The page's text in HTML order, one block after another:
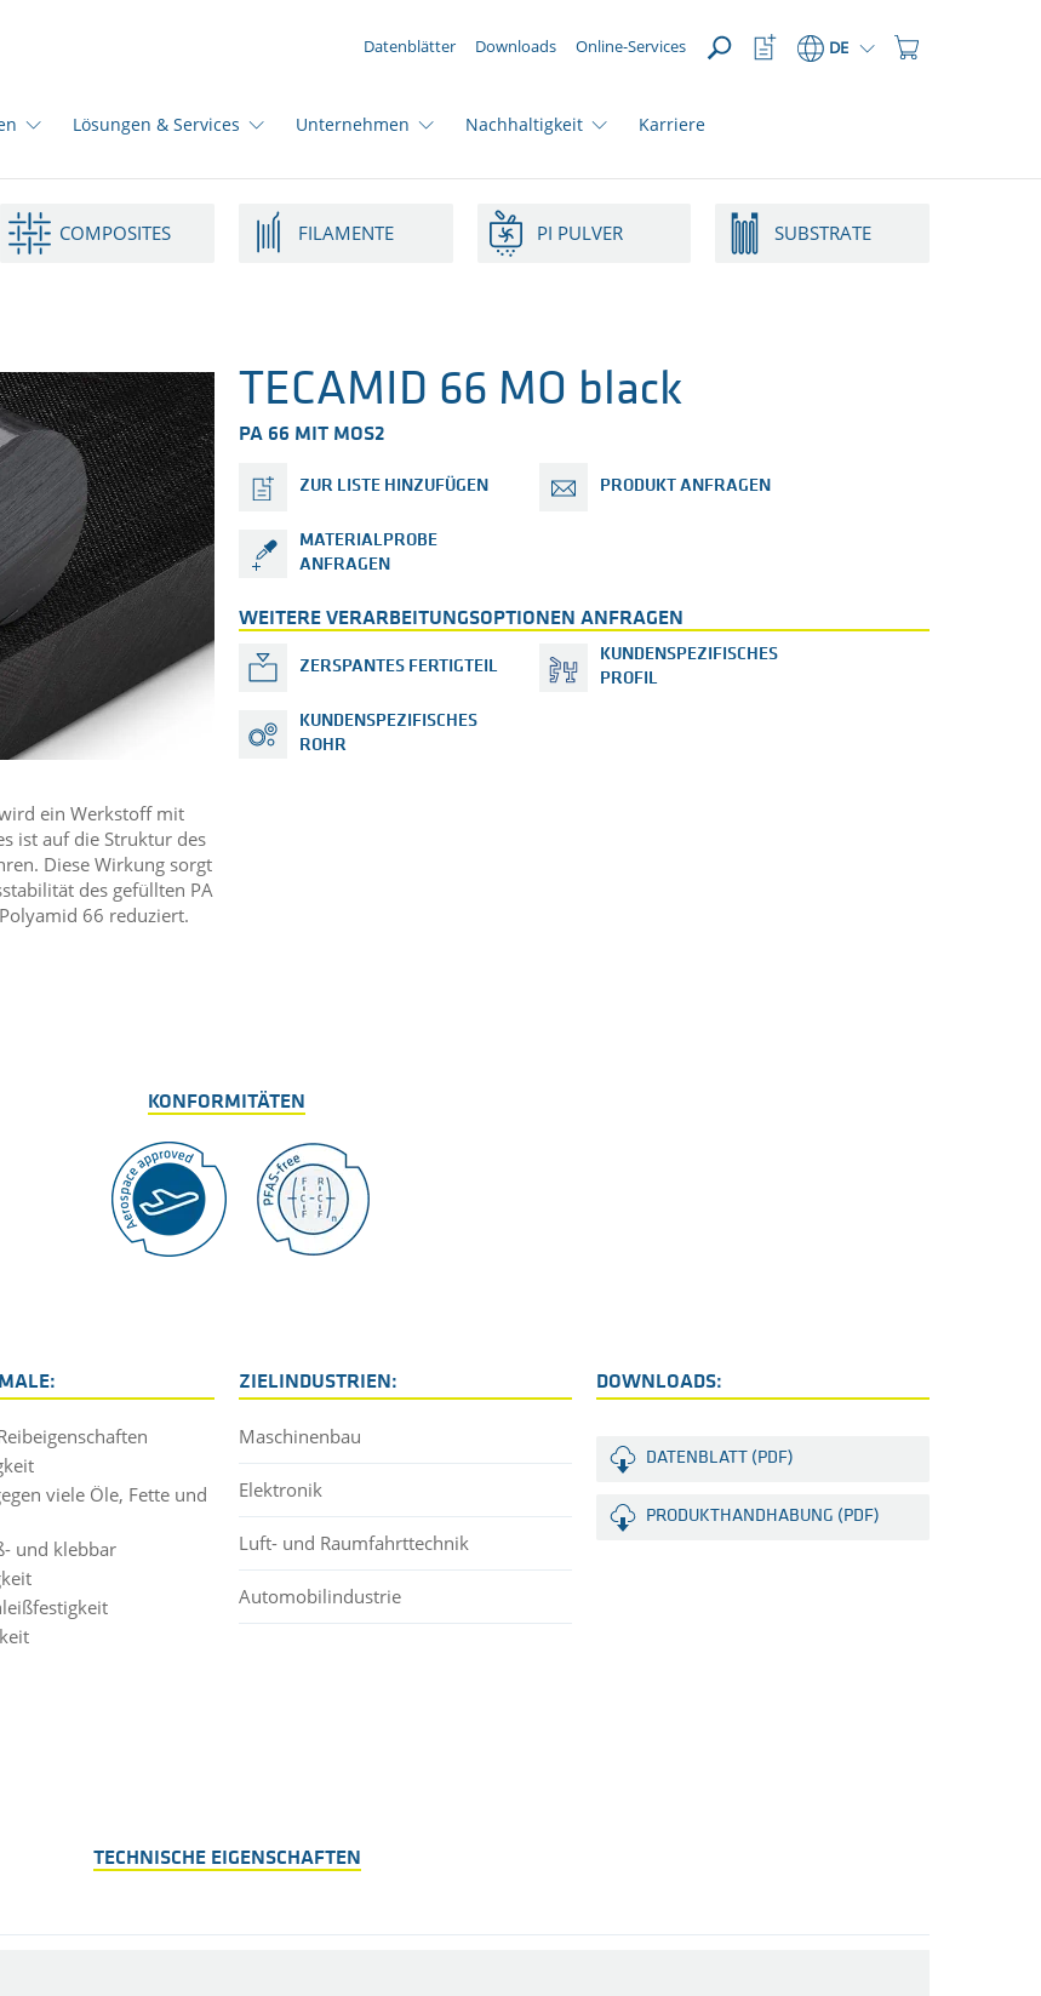
Datenblätter Downloads Online-Services
Einkaufswagen
DE
Watchlist
Button
Lösungen & Services Unternehmen Nachhaltigkeit
Karriere
COMPOSITES FILAMENTE PI PULVER SUBSTRATE
TECAMID 66 MO black
PA 66 MIT MOS2
ZUR LISTE HINZUFÜGEN PRODUKT ANFRAGEN
MATERIALPROBE
ANFRAGEN
WEITERE VERARBEITUNGSOPTIONEN ANFRAGEN
ZERSPANTES FERTIGTEIL
KUNDENSPEZIFISCHES
PROFIL
KUNDENSPEZIFISCHES
ROHR
ein Werkstoff mit
ist auf die Struktur des
Diese Wirkung sorgt
des gefüllten PA
66 reduziert.
KONFORMITÄTEN
viele Öle, Fette und
und klebbar
ZIELINDUSTRIEN:
Maschinenbau
Elektronik
Luft- und Raumfahrttechnik
Automobilindustrie
DOWNLOADS:
DATENBLATT (PDF)
PRODUKTHANDHABUNG (PDF)
TECHNISCHE EIGENSCHAFTEN